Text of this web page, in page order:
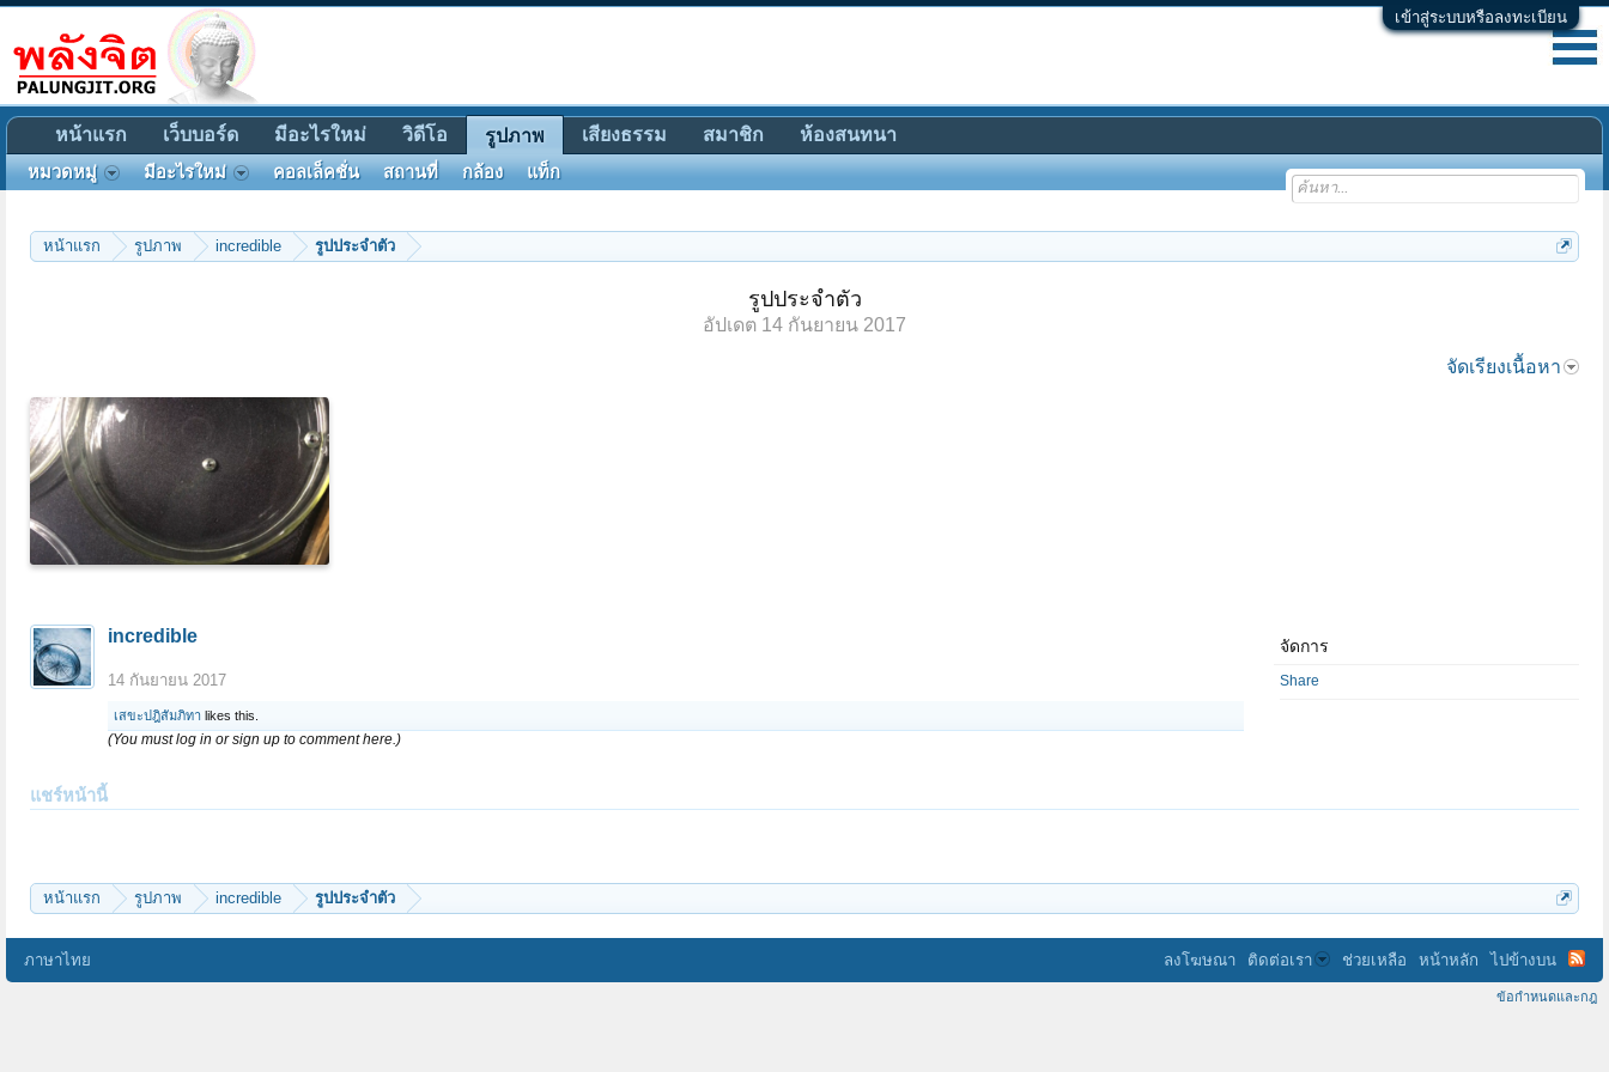
เข้าสู่ระบบหรือลงทะเบียน
หน้าแรก รูปภาพ incredible รูปประจำตัว
รูปประจำตัว
อัปเดต 14 กันยายน 2017
จัดเรียงเนื้อหา
incredible
14 กันยายน 2017
เสขะปฎิสัมภิทา likes this.
(You must log in or sign up to comment here.)
จัดการ
Share
แชร์หน้านี้
หน้าแรก รูปภาพ incredible รูปประจำตัว
หน้าแรก เว็บบอร์ด มีอะไรใหม่ วิดีโอ รูปภาพ
หมวดหมู่ มีอะไรใหม่ คอลเล็คชั่น สถานที่ กล้อง แท็ก
เสียงธรรม สมาชิก ห้องสนทนา
ภาษาไทย ลงโฆษณา ติดต่อเรา ช่วยเหลือ หน้าหลัก ไปข้างบน
ข้อกำหนดและกฎ